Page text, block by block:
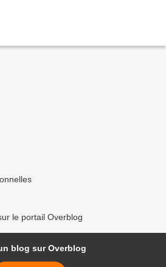
le portail Overblog
blog sur Overblog